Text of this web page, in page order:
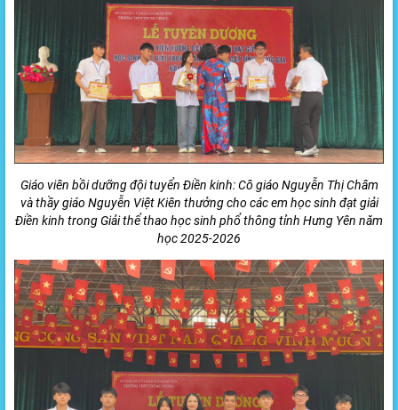
Giáo viên bồi dưỡng đội tuyển Điền kinh: Cô giáo Nguyễn Thị Châm
và thầy giáo Nguyễn Việt Kiên thưởng cho các em học sinh đạt giải
Điền kinh trong Giải thể thao học sinh phổ thông tỉnh Hưng Yên năm
học 2025-2026